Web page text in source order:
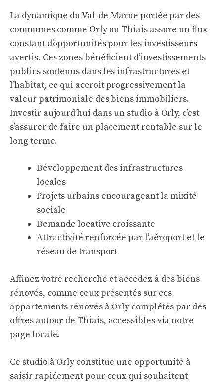
La dynamique du Val-de-Marne portée par des
communes comme Orly ou Thiais assure un flux
constant d’opportunités pour les investisseurs
avertis. Ces zones bénéficient d’investissements
publics soutenus dans les infrastructures et
l’habitat, ce qui accroit progressivement la
valeur patrimoniale des biens immobiliers.
Investir aujourd’hui dans un studio à Orly, c’est
s’assurer de faire un placement rentable sur le
long terme.
Développement des infrastructures
locales
Projets urbains encourageant la mixité
sociale
Demande locative croissante
Attractivité renforcée par l’aéroport et le
réseau de transport
Affinez votre recherche et accédez à des biens
rénovés, comme ceux présentés sur ces
appartements rénovés à Orlycomplétés par des
offres autour de Thiais, accessibles vianotre
page locale.
Ce studio à Orly constitue une opportunité à
saisir rapidement pour ceux qui souhaitent